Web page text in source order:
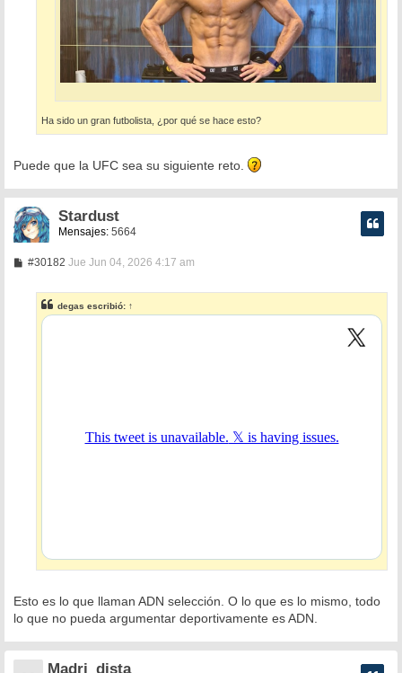
Ha sido un gran futbolista, ¿por qué se hace esto?
Puede que la UFC sea su siguiente reto.
Stardust
Mensajes: 5664
#30182M
a
Jue Jun 04, 2026 4:17 am
degas escribió: ↑
Esto es lo que llaman ADN selección. O lo que es lo mismo, todo
lo que no pueda argumentar deportivamente es ADN.
Madri_dista